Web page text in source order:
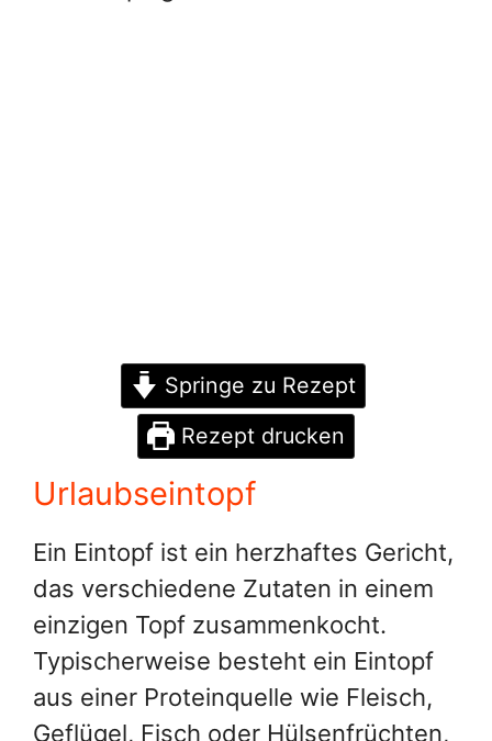
Springe zu Rezept
Rezept drucken
Urlaubseintopf
Ein Eintopf ist ein herzhaftes Gericht,
das verschiedene Zutaten in einem
einzigen Topf zusammenkocht.
Typischerweise besteht ein Eintopf
aus einer Proteinquelle wie Fleisch,
Geflügel, Fisch oder Hülsenfrüchten,